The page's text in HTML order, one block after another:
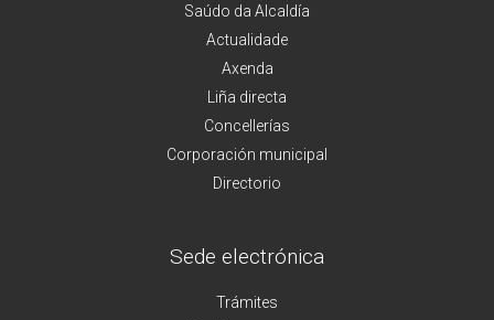
Saúdo da Alcaldía
Actualidade
Axenda
Liña directa
Concellerías
Corporación municipal
Directorio
Sede electrónica
Trámites